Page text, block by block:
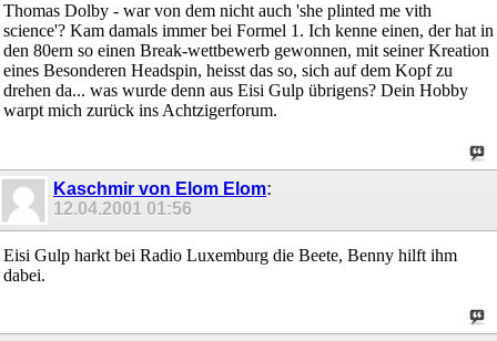
Thomas Dolby - war von dem nicht auch 'she plinted me vith
science'? Kam damals immer bei Formel 1. Ich kenne einen, der hat in
den 80ern so einen Break-wettbewerb gewonnen, mit seiner Kreation
eines Besonderen Headspin, heisst das so, sich auf dem Kopf zu
drehen da... was wurde denn aus Eisi Gulp übrigens? Dein Hobby
warpt mich zurück ins Achtzigerforum.
Kaschmir von Elom Elom:
12.04.2001 01:56
Eisi Gulp harkt bei Radio Luxemburg die Beete, Benny hilft ihm
dabei.